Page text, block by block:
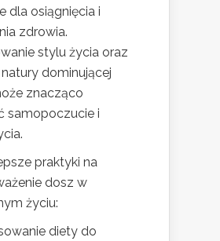
dla osiągnięcia i
zdrowia.
stylu życia oraz
dominującej
znacząco
samopoczucie i
praktyki na
dosz w
życiu:
diety do